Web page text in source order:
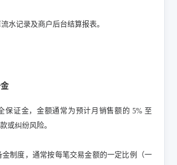
水记录及商户后台结算报表。
保证金，金额通常为预计月销售额的 5% 至
或纠纷风险。
制度，通常按每笔交易金额的一定比例（一